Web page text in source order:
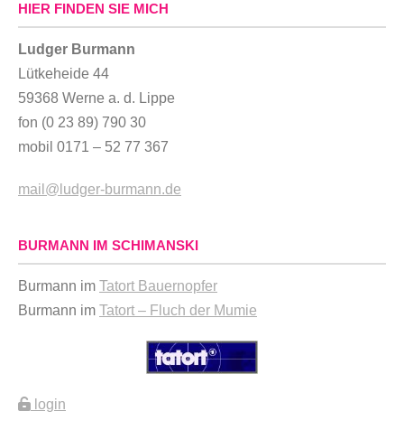
HIER FINDEN SIE MICH
Ludger Burmann
Lütkeheide 44
59368 Werne a. d. Lippe
fon (0 23 89) 790 30
mobil 0171 – 52 77 367
mail@ludger-burmann.de
BURMANN IM SCHIMANSKI
Burmann im Tatort Bauernopfer
Burmann im Tatort – Fluch der Mumie
login